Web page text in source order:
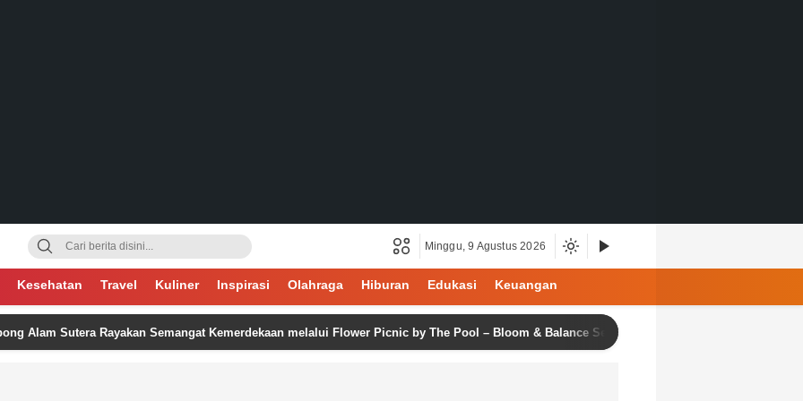
Minggu, 9 Agustus 2026
Kesehatan Travel Kuliner Inspirasi Olahraga Hiburan Edukasi Keuangan
Sutera Rayakan Semangat Kemerdekaan melalui Flower Picnic by The Pool – Bloom & Balance Series Vol. 2